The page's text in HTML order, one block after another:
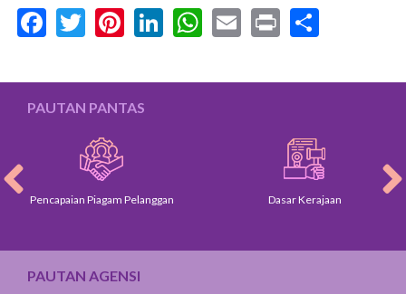
Facebook
Twitter
Pinterest
LinkedIn
WhatsApp
Email
Print
PAUTAN PANTAS
Pencapaian Piagam Pelanggan Dasar Kerajaan
PAUTAN AGENSI